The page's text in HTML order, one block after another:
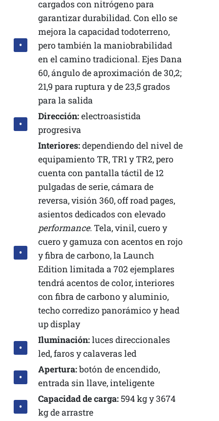
cargados con nitrógeno para
garantizar durabilidad. Con ello se
mejora la capacidad todoterreno,
pero también la maniobrabilidad
en el camino tradicional. Ejes Dana
60, ángulo de aproximación de 30,2;
21,9 para ruptura y de 23,5 grados
para la salida
Dirección:electroasistida
progresiva
Interiores:dependiendo del nivel de
equipamiento TR, TR1 y TR2, pero
cuenta con pantalla táctil de 12
pulgadas de serie, cámara de
reversa, visión 360, off road pages,
asientos dedicados con elevado
performance. Tela, vinil, cuero y
cuero y gamuza con acentos en rojo
y fibra de carbono, la Launch
Edition limitada a 702 ejemplares
tendrá acentos de color, interiores
con fibra de carbono y aluminio,
techo corredizo panorámico y head
up display
Iluminación:luces direccionales
led, faros y calaveras led
Apertura:botón de encendido,
entrada sin llave, inteligente
Capacidad de carga: 594 kg y 3674
kg de arrastre